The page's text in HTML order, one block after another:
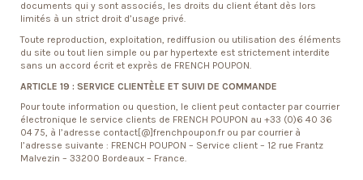
documents qui y sont associés, les droits du client étant dès lors
limités à un strict droit d’usage privé.
Toute reproduction, exploitation, rediffusion ou utilisation des éléments
du site ou tout lien simple ou par hypertexte est strictement interdite
sans un accord écrit et exprès de FRENCH POUPON.
ARTICLE 19 : SERVICE CLIENTÈLE ET SUIVI DE COMMANDE
Pour toute information ou question, le client peut contacter par courrier
électronique le service clients de FRENCH POUPON au +33 (0)6 40 36
04 75, à l’adresse contact[@]frenchpoupon.fr ou par courrier à
l’adresse suivante : FRENCH POUPON – Service client – 12 rue Frantz
Malvezin – 33200 Bordeaux – France.